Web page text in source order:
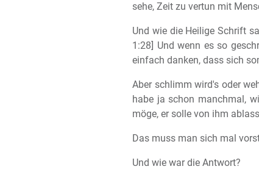
sehe, Zeit zu vertun mit
Und wie die Heilige Schrift
1:28] Und wenn es so
einfach danken, dass sich
Aber schlimm wird's oder
habe ja schon manchmal,
möge, er solle von ihm
Das muss man sich mal
Und wie war die Antwort?